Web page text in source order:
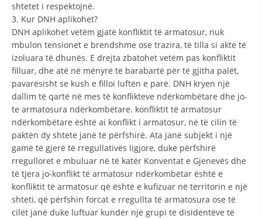
KUSH JEMI NE
DORACAKË
STRATEGJI
MATERIAL EDUKATIVO INFORMATIV
BROCHURES
PRESENTATIONS
shtetet i respektojnë.
3. Kur DNH aplikohet?
DNH aplikohet vetëm gjatë konfliktit të armatosur, nuk
mbulon tensionet e brendshme ose trazira, të tilla si akte të
izoluara të dhunës. E drejta zbatohet vetëm pas konfliktit
filluar, dhe atë në mënyrë të barabartë për të gjitha palët,
pavarësisht se kush e filloi luftën e parë. DNH kryen një
dallim të qartë në mes të konflikteve ndërkombëtare dhe jo-
te armatosura ndërkombëtare. konfliktit të armatosur
ndërkombëtare është ai konflikt i armatosur, në të cilin të
paktën dy shtete janë të përfshirë. Ata janë subjekt i një
gamë të gjerë të rregullativës ligjore, duke përfshirë
rregulloret e mbuluar në të katër Konventat e Gjenevës dhe
të tjera jo-konflikt të armatosur ndërkombëtar është e
konfliktit të armatosur që është e kufizuar në territorin e një
shteti, që përfshin forcat e rregullta të armatosura ose të
cilët janë duke luftuar kundër një grupi të disidentëve të